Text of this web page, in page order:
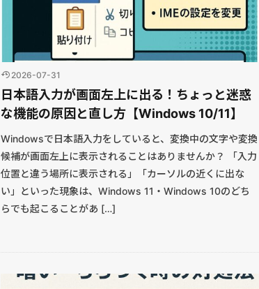
2026-07-31
日本語入力が画面左上に出る！ちょっと迷惑
な機能の原因と直し方【Windows 10/11】
Windowsで日本語入力をしていると、変換中の文字や変換
候補が画面左上に表示されることはありませんか？ 「入力
位置と違う場所に表示される」「カーソルの近くに出な
い」といった現象は、Windows 11・Windows 10のどち
らでも起こることがあ […]